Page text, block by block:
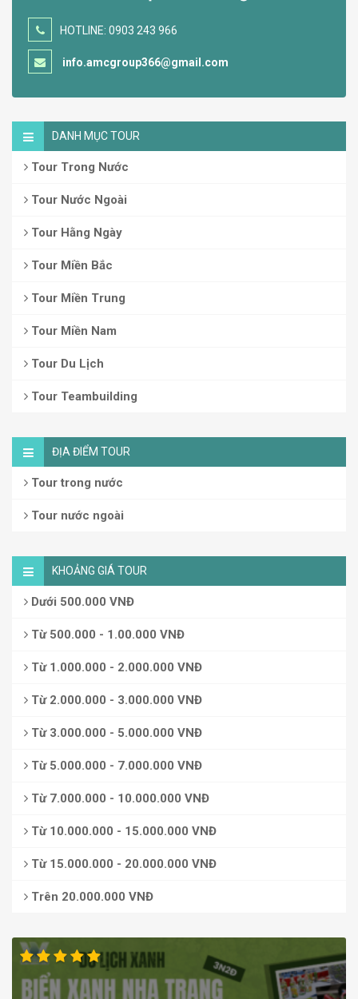
HOTLINE: 0903 243 966
info.amcgroup366@gmail.com
DANH MỤC TOUR
Tour Trong Nước
Tour Nước Ngoài
Tour Hằng Ngày
Tour Miền Bắc
Tour Miền Trung
Tour Miền Nam
Tour Du Lịch
Tour Teambuilding
ĐỊA ĐIỂM TOUR
Tour trong nước
Tour nước ngoài
KHOẢNG GIÁ TOUR
Dưới 500.000 VNĐ
Từ 500.000 - 1.00.000 VNĐ
Từ 1.000.000 - 2.000.000 VNĐ
Từ 2.000.000 - 3.000.000 VNĐ
Từ 3.000.000 - 5.000.000 VNĐ
Từ 5.000.000 - 7.000.000 VNĐ
Từ 7.000.000 - 10.000.000 VNĐ
Từ 10.000.000 - 15.000.000 VNĐ
Từ 15.000.000 - 20.000.000 VNĐ
Trên 20.000.000 VNĐ